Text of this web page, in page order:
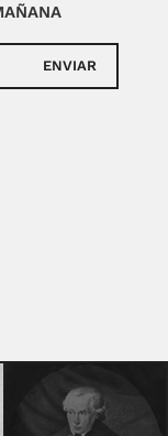
ENVIAR